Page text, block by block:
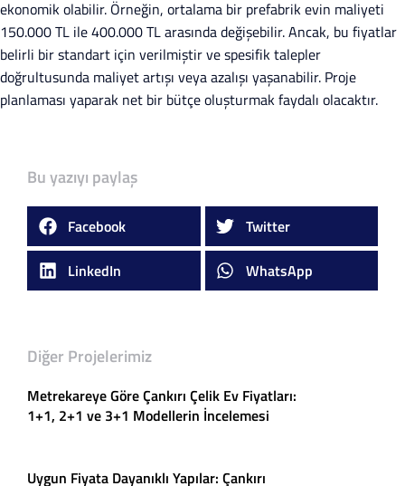
ekonomik olabilir. Örneğin, ortalama bir prefabrik evin maliyeti
150.000 TL ile 400.000 TL arasında değişebilir. Ancak, bu fiyatlar
belirli bir standart için verilmiştir ve spesifik talepler
doğrultusunda maliyet artışı veya azalışı yaşanabilir. Proje
planlaması yaparak net bir bütçe oluşturmak faydalı olacaktır.
Bu yazıyı paylaş
Facebook Twitter
LinkedIn WhatsApp
Diğer Projelerimiz
Metrekareye Göre Çankırı Çelik Ev Fiyatları:
1+1, 2+1 ve 3+1 Modellerin İncelemesi
Uygun Fiyata Dayanıklı Yapılar: Çankırı